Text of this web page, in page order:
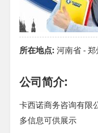
所在地点: 河南省 - 郑
公司简介:
卡西诺商务咨询有限
多信息可供展示